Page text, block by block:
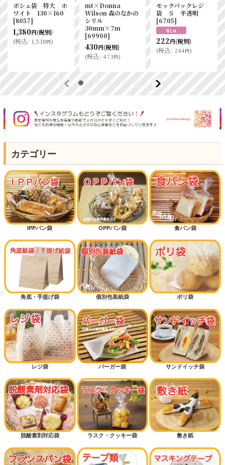
ポシェ袋 特大 ホ
ワイト 130×160
[8057]
1,380円(税別)
(税込: 1,518円)
mt×Donna
Wilson 森のなかの
シリル
30mm×7m
[69900]
430円(税別)
(税込: 473円)
モックパックレジ
袋 Ｓ 半透明
[6705]
222円(税別)
(税込: 244円)
カテゴリー
IPPパン袋 OPPパン袋 食パン袋
角底・手提げ袋 個別包装紙袋 ポリ袋
レジ袋 バーガー袋 サンドイッチ袋
脱酸素剤対応袋 ラスク・クッキー袋 敷き紙